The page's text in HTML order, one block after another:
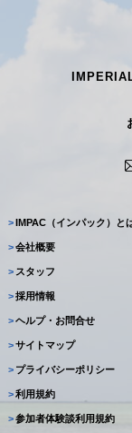
> IMPAC（インパック）と
>会社概要
> スタッフ
>採用情報
>ヘルプ・お問合せ
>サイトマップ
> プライバシーポリシー
>利用規約
>参加者体験談利用規約